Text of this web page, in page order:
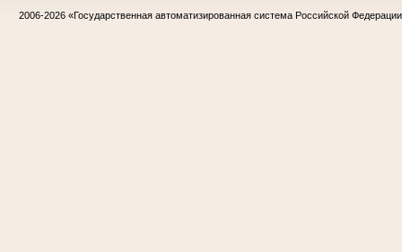
2006-2026 «Государственная автоматизированная система Российской